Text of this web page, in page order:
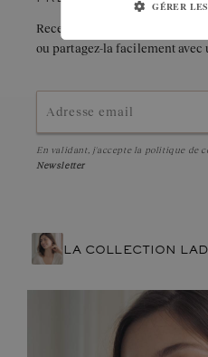
Recevez immédiatement le
ou partagez-la facilement avec
En validant, j'accepte la politique de
Newsletter
LA COLLECTION
ARTISANAT
GÉRER